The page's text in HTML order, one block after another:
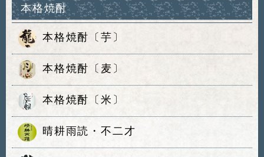
本格焼酎
本格焼酎〔芋〕
本格焼酎〔麦〕
本格焼酎〔米〕
晴耕雨読・不二才